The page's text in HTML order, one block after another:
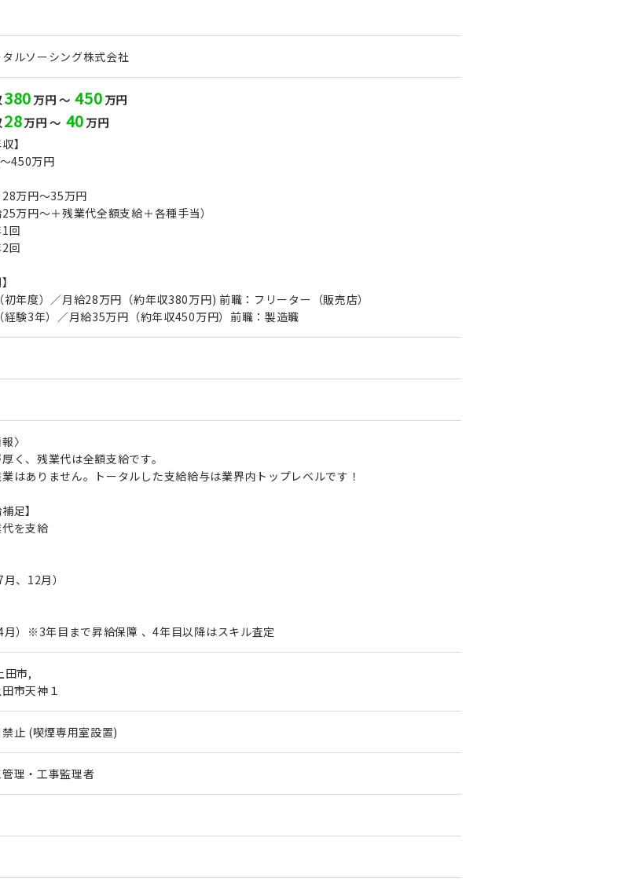
ルソーシング株式会社
380 万円 ～ 450 万円
28万円 ～ 40 万円
】
450万円
万円～35万円
25万円～＋残業代全額支給＋各種手当）
回
回
初年度）／月給28万円（約年収380万円) 前職：フリーター（販売店）
経験3年）／月給35万円（約年収450万円）前職：製造職
〉
く、残業代は全額支給です。
はありません。トータルした支給給与は業界内トップレベルです！
足】
を支給
、12月）
月）※3年目まで昇給保障 、4年目以降はスキル査定
田市,
市天神１
止 (喫煙専用室設置)
理・工事監理者